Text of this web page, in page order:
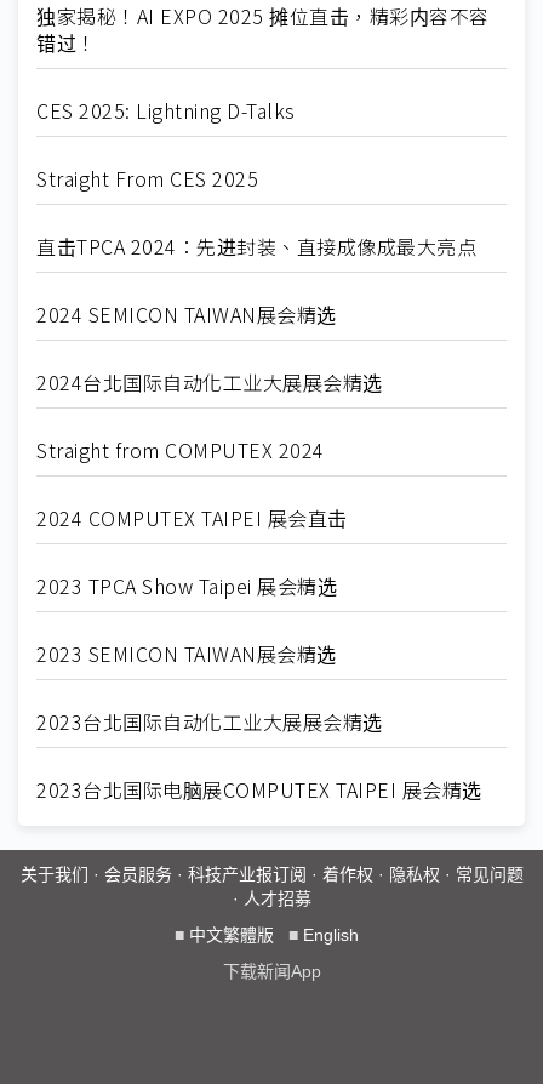
独家揭秘！AI EXPO 2025 摊位直击，精彩内容不容
错过！
CES 2025: Lightning D-Talks
Straight From CES 2025
直击TPCA 2024：先进封装、直接成像成最大亮点
2024 SEMICON TAIWAN展会精选
2024台北国际自动化工业大展展会精选
Straight from COMPUTEX 2024
2024 COMPUTEX TAIPEI 展会直击
2023 TPCA Show Taipei 展会精选
2023 SEMICON TAIWAN展会精选
2023台北国际自动化工业大展展会精选
2023台北国际电脑展COMPUTEX TAIPEI 展会精选
关于我们 · 会员服务· 科技产业报订阅 · 着作权 · 隐私权 · 常见问题
· 人才招募
■ 中文繁體版 ■ English
下载新闻App